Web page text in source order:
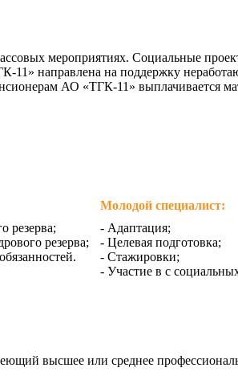
мероприятиях. Социальные
направлена на поддержку
АО «ТГК-11» выплачивается
Молодой специалист:
резерва;
резерва;
- Адаптация;
- Целевая подготовка;
- Стажировки;
- Участие в с
высшее или среднее